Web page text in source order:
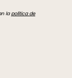
lapolítica de